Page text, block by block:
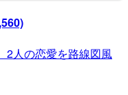
2人の恋愛を路線図風